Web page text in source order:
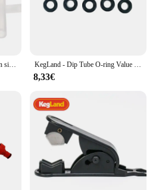
Kegland Tubo per immersione in silicone da 100 cm Tubo flessibile trasparente da 6 * 9 mm Accessorio costruito per birra KegLand - Dip Tube O-ring Value Bulk Pack 10 pezzi
8,33€